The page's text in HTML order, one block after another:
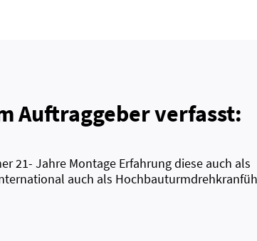
Auftraggeber verfasst:
21- Jahre Montage Erfahrung diese auch als
auch als